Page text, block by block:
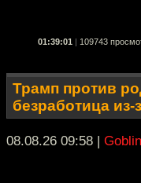
01:39:01 109743
Трамп против
безработица из-
08.08.26 09:58 | Goblin